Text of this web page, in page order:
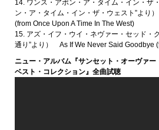
14. ワンス・アポン・ア・タイム・イン・ザ
ン・ア・タイム・イン・ザ・ウェスト”より
(from Once Upon A Time In The West)
15. アズ・イフ・ウイ・ネヴァー・セッド・
通り”より） As If We Never Said Goodbye
ニュー・アルバム『サンセット・オーヴァー
ベスト・コレクション』全曲試聴